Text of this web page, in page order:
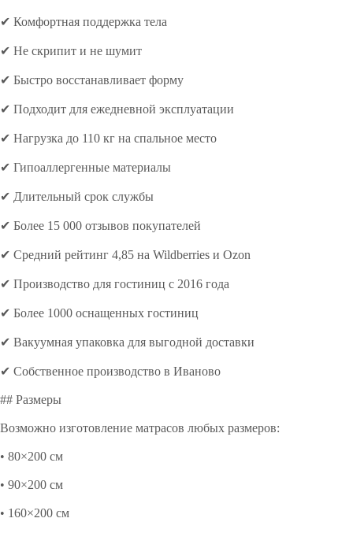
✔ Комфортная поддержка тела
✔ Не скрипит и не шумит
✔ Быстро восстанавливает форму
✔ Подходит для ежедневной эксплуатации
✔ Нагрузка до 110 кг на спальное место
✔ Гипоаллергенные материалы
✔ Длительный срок службы
✔ Более 15 000 отзывов покупателей
✔ Средний рейтинг 4,85 на Wildberries и Ozon
✔ Производство для гостиниц с 2016 года
✔ Более 1000 оснащенных гостиниц
✔ Вакуумная упаковка для выгодной доставки
✔ Собственное производство в Иваново
## Размеры
Возможно изготовление матрасов любых размеров:
• 80×200 см
• 90×200 см
• 160×200 см